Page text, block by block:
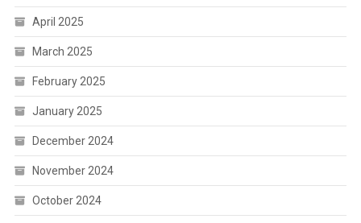
April 2025
March 2025
February 2025
January 2025
December 2024
November 2024
October 2024